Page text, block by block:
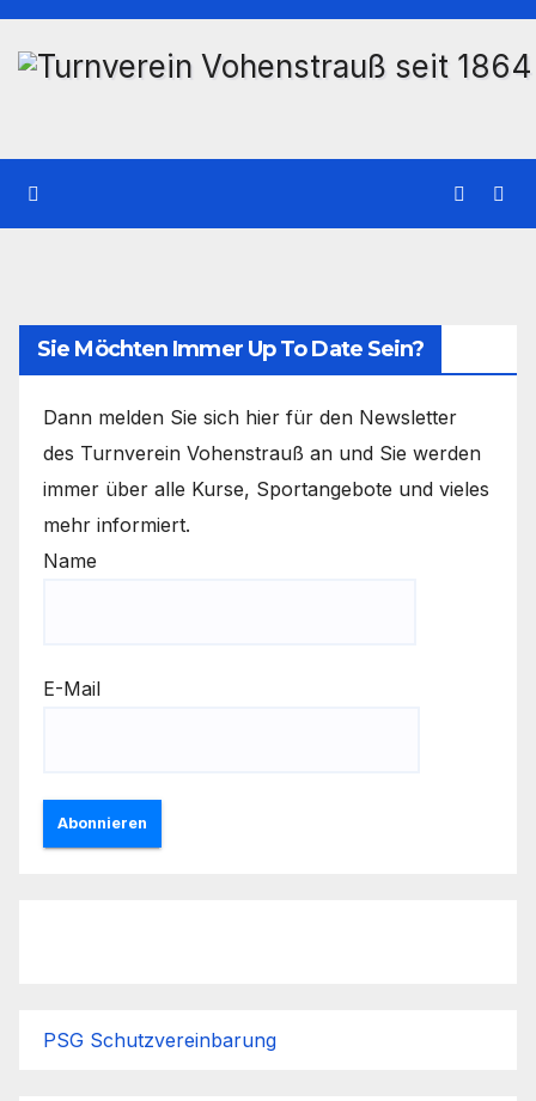
Zum
Inhalt
Sie Möchten Immer Up To Date Sein?
Dann melden Sie sich hier für den Newsletter
des Turnverein Vohenstrauß an und Sie werden
immer über alle Kurse, Sportangebote und vieles
mehr informiert.
Name
E-Mail
Abonnieren
PSG Schutzvereinbarung